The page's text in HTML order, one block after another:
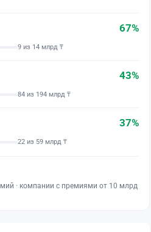
67%
9 из 14 млрд ₸
43%
84 из 194 млрд ₸
37%
22 из 59 млрд ₸
· компании с премиями от 10 млрд